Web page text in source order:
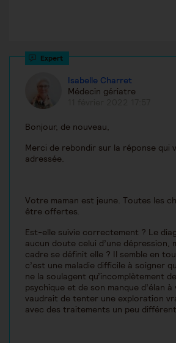
Isabelle Charret
Médecin gériatre
Bonjour, de nouveau,
Merci de rebondir sur la réponse qui
adressée.
Votre maman est jeune. Toutes les
être offertes.
Est-elle suivie correctement ? Le
aucun doute celui d’une dépression,
cadre se définit elle ? Il semble en
c’est une maladie difficile à soigner
ne la soulagent qu’incomplètement
psychique et de son manque d’élan à
vaudrait de tenter une exploration
avec des traitements un peu